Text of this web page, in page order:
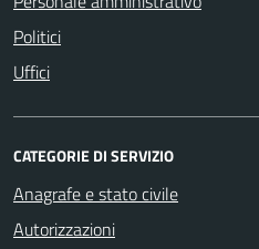
Politici
Uffici
CATEGORIE DI SERVIZIO
Anagrafe e stato civile
Autorizzazioni